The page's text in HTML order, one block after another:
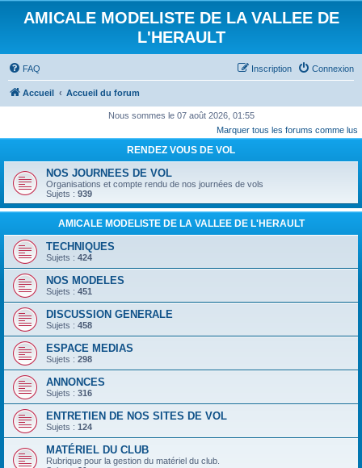
AMICALE MODELISTE DE LA VALLEE DE
L'HERAULT
FAQ Connexion
Inscription
Accueil Accueil du forum
Nous sommes le 07 août 2026, 01:55
Marquer tous les forums comme lus
RENDEZ VOUS DE VOL
NOS JOURNEES DE VOL
Organisations et compte rendu de nos journées de vols
Sujets : 939
AMICALE MODELISTE DE LA VALLEE DE L'HERAULT
TECHNIQUES
Sujets : 424
NOS MODELES
Sujets : 451
DISCUSSION GENERALE
Sujets : 458
ESPACE MEDIAS
Sujets : 298
ANNONCES
Sujets : 316
ENTRETIEN DE NOS SITES DE VOL
Sujets : 124
MATÉRIEL DU CLUB
Rubrique pour la gestion du matériel du club.